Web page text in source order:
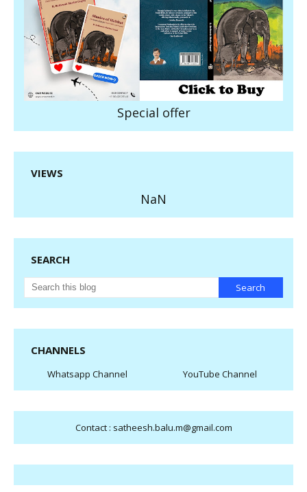
Special offer
VIEWS
NaN
SEARCH
CHANNELS
Whatsapp Channel YouTube Channel
Contact : satheesh.balu.m@gmail.com